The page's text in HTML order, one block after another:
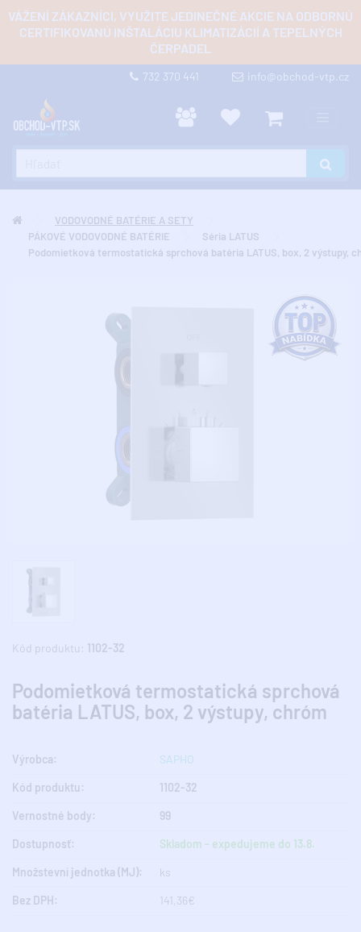
VÁŽENÍ ZÁKAZNÍCI, VYUŽITE JEDINEČNÉ AKCIE NA ODBORNÚ
CERTIFIKOVANÚ INŠTALÁCIU KLIMATIZÁCIÍ A TEPELNÝCH
ČERPADEL
732 370 441 info@obchod-vtp.cz
VODOVODNÉ BATÉRIE A SETY
PÁKOVÉ VODOVODNÉ BATÉRIE
Séria LATUS
Podomietková termostatická sprchová batéria LATUS, box, 2 výstupy,
Kód produktu: 1102-32
Podomietková termostatická sprchová
batéria LATUS, box, 2 výstupy, chróm
Výrobca: SAPHO
Kód produktu: 1102-32
Vernostné body: 99
Dostupnosť: Skladom - expedujeme do 13.8.
Množstevní jednotka (MJ): ks
Bez DPH: 141,36€